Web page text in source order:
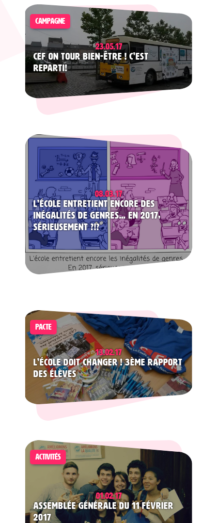
CAMPAGNE
23.05.17
CEF on tour bien-être ! C’est
reparti!
08.03.17
L’école entretient encore des
inégalités de genres… En 2017,
sérieusement ?!?
PACTE
13.02.17
L’école doit changer ! 3ème rapport
des élèves
ACTIVITÉS
01.02.17
Assemblée Générale du 11 février
2017